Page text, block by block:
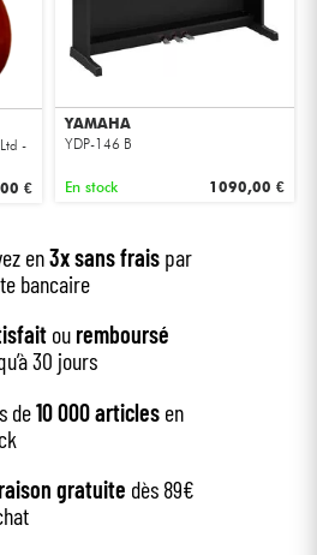
-
€
YAMAHA
YDP-146 B
En stock 1090,00 €
en3x sans frais par
bancaire
ou remboursé
30 jours
de10 000 articles en
gratuite dès 89€